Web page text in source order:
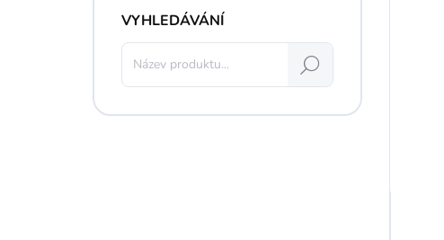
VYHLEDÁVÁNÍ
Hledat